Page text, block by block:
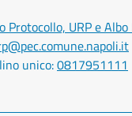
Protocollo, URP e
unico:0817951111